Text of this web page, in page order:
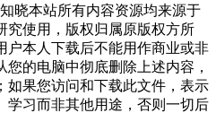
晓本站所有内容资源均来源于
究使用，版权归属原版权方所
户本人下载后不能用作商业或非
的电脑中彻底删除上述内容，
如果您访问和下载此文件，表示
学习而非其他用途，否则一切后